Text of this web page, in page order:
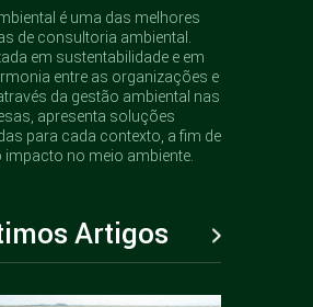
é uma das melhores
de consultoria ambiental.
em sustentabilidade e em
entre as organizações e
da gestão ambiental nas
apresenta soluções
para cada contexto, a fim de
impacto no meio ambiente.
Artigos